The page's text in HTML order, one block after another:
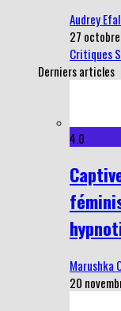
Audrey
27
Critiques
Derniers articles
4.0
Marushka
20